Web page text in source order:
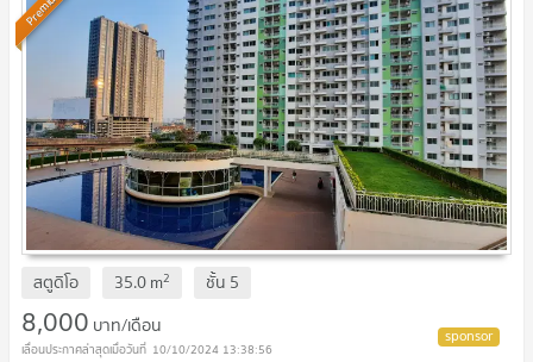
สตูดิโอ 35.0m2 ชั้น 5
8,000 บาท/เดือน
10/10/2024 13:38:56